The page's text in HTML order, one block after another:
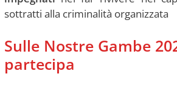
sottratti alla criminalità organizzata
Sulle Nostre Gambe
partecipa